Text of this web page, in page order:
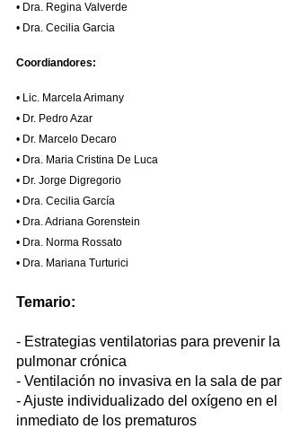
• Dra. Regina Valverde
• Dra. Cecilia Garcia
Coordiandores:
• Lic. Marcela Arimany
• Dr. Pedro Azar
• Dr. Marcelo Decaro
• Dra. Maria Cristina De Luca
• Dr. Jorge Digregorio
• Dra. Cecilia García
• Dra. Adriana Gorenstein
• Dra. Norma Rossato
• Dra. Mariana Turturici
Temario:
- Estrategias ventilatorias para prevenir
pulmonar crónica
- Ventilación no invasiva en la sala de
- Ajuste individualizado del oxígeno en el
inmediato de los prematuros